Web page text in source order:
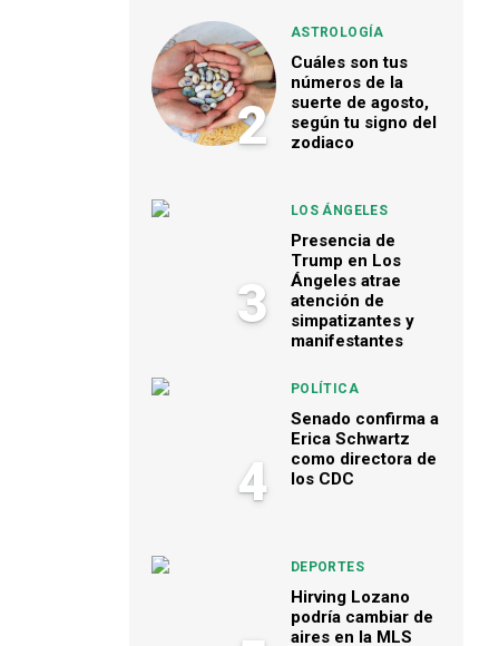
2
ASTROLOGÍA
Cuáles son tus
números de la
suerte de agosto,
según tu signo del
zodiaco
3
LOS ÁNGELES
Presencia de
Trump en Los
Ángeles atrae
atención de
simpatizantes y
manifestantes
4
POLÍTICA
Senado confirma a
Erica Schwartz
como directora de
los CDC
DEPORTES
Hirving Lozano
podría cambiar de
aires en la MLS